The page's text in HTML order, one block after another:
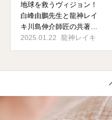
地球を救うヴィジョン！
白峰由鵬先生と龍神レイ
キ川島伸介師匠の共著が
ついに発売！
2025.01.22 龍神レイキ